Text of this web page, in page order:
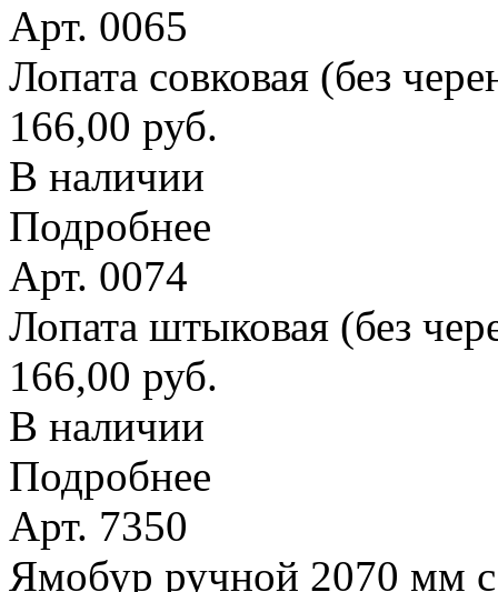
Арт. 0065
Лопата совковая (без
166,00 руб.
В наличии
Подробнее
Арт. 0074
Лопата штыковая (без
166,00 руб.
В наличии
Подробнее
Арт. 7350
Ямобур ручной 2070 мм